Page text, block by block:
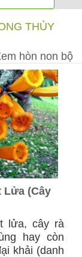
THỦY
hòn non bộ
Lửa (Cây
lửa, cây rà
hay còn
khải (danh